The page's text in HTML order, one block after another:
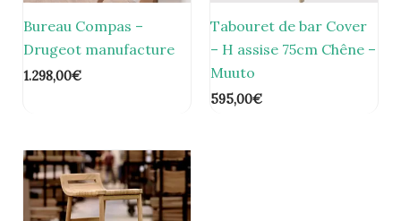
Bureau Compas –
Drugeot manufacture
1.298,00€
Tabouret de bar Cover
– H assise 75cm Chêne –
Muuto
595,00€